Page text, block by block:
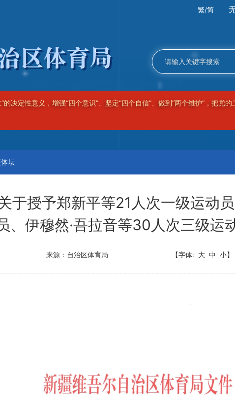
繁/简
决定性意义，增强“四个意识”、坚定“四个自信”、做到“两个维护”，把党
坛
于授予郑新平等21人次一级运动
、伊穆然·吾拉音等30人次三级运
来源：自治区体育局 【字体: 大 中 小】